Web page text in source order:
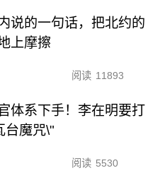
说的一句话，把北约的
上摩擦
阅读 11893
体系下手！李在明要打
台魔咒\"
阅读 5530